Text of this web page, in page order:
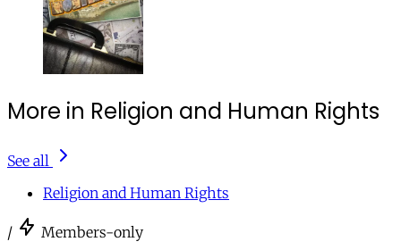
More in Religion and Human Rights
See all
Religion and Human Rights
/ Members-only